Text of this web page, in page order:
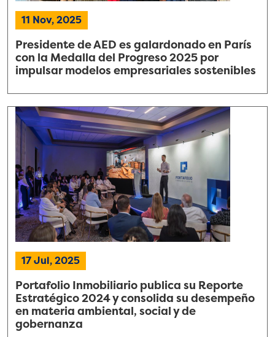
11 Nov, 2025
Presidente de AED es galardonado en París
con la Medalla del Progreso 2025 por
impulsar modelos empresariales sostenibles
17 Jul, 2025
Portafolio Inmobiliario publica su Reporte
Estratégico 2024 y consolida su desempeño
en materia ambiental, social y de
gobernanza